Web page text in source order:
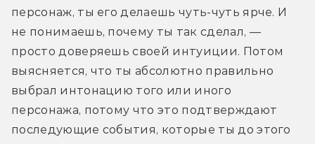
персонаж, ты его делаешь чуть-чуть ярче. И
не понимаешь, почему ты так сделал, —
просто доверяешь своей интуиции. Потом
выясняется, что ты абсолютно правильно
выбрал интонацию того или иного
персонажа, потому что это подтверждают
последующие события, которые ты до этого